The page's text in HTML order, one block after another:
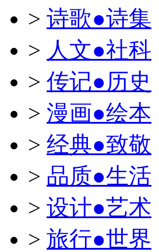
> 诗歌●诗集
> 人文●社科
> 传记●历史
> 漫画●绘本
> 经典●致敬
> 品质●生活
> 设计●艺术
> 旅行●世界